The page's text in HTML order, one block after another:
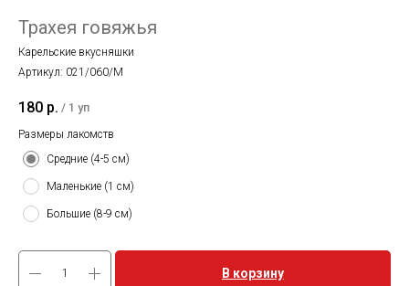
Трахея говяжья
Карельские вкусняшки
Артикул: 021/060/M
180 р. / 1 уп
Размеры лакомств
Средние (4-5 см)
Маленькие (1 см)
Большие (8-9 см)
В корзину